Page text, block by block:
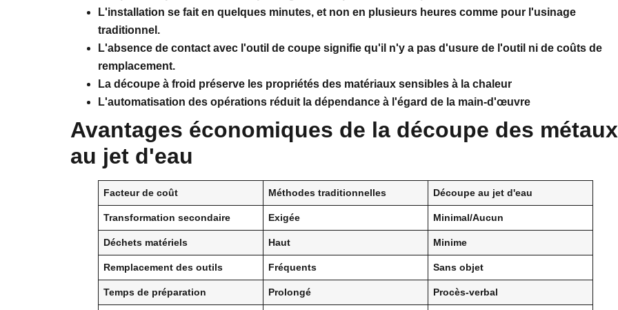
L'installation se fait en quelques minutes, et non en plusieurs heures comme pour l'usinage
traditionnel.
L'absence de contact avec l'outil de coupe signifie qu'il n'y a pas d'usure de l'outil ni de coûts de
remplacement.
La découpe à froid préserve les propriétés des matériaux sensibles à la chaleur
L'automatisation des opérations réduit la dépendance à l'égard de la main-d'œuvre
Avantages économiques de la découpe des métaux
au jet d'eau
Facteur de coût Méthodes traditionnelles Découpe au jet d'eau
Transformation secondaire Exigée Minimal/Aucun
Déchets matériels Haut Minime
Remplacement des outils Fréquents Sans objet
Temps de préparation Prolongé Procès-verbal